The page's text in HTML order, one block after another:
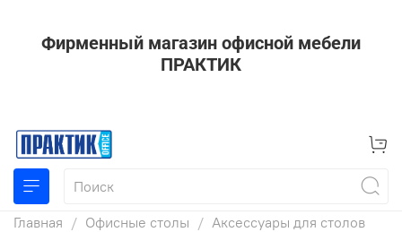
Фирменный магазин офисной мебели
ПРАКТИК
Главная Офисные столы Аксессуары для столов